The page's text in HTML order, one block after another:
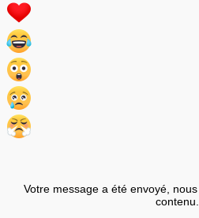
Votre message a été envoyé,
contenu.